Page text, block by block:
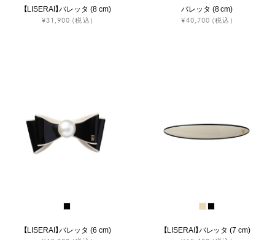
【LISERAI】バレッタ (8 cm)
¥31,900 (税込)
バレッタ (8 cm)
¥40,700 (税込)
【LISERAI】バレッタ (6 cm) 【LISERAI】バレッタ (7 cm)